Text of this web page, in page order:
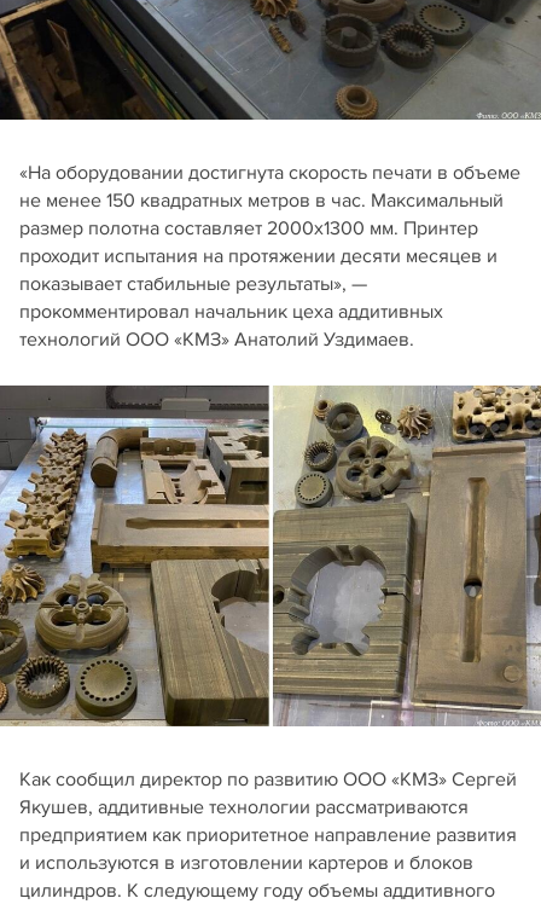
«На оборудовании достигнута скорость печати в объеме
не менее 150 квадратных метров в час. Максимальный
размер полотна составляет 2000х1300 мм. Принтер
проходит испытания на протяжении десяти месяцев и
показывает стабильные результаты», —
прокомментировал начальник цеха аддитивных
технологий ООО «КМЗ» Анатолий Уздимаев.
Как сообщил директор по развитию ООО «КМЗ» Сергей
Якушев, аддитивные технологии рассматриваются
предприятием как приоритетное направление развития
и используются в изготовлении картеров и блоков
цилиндров. К следующему году объемы аддитивного